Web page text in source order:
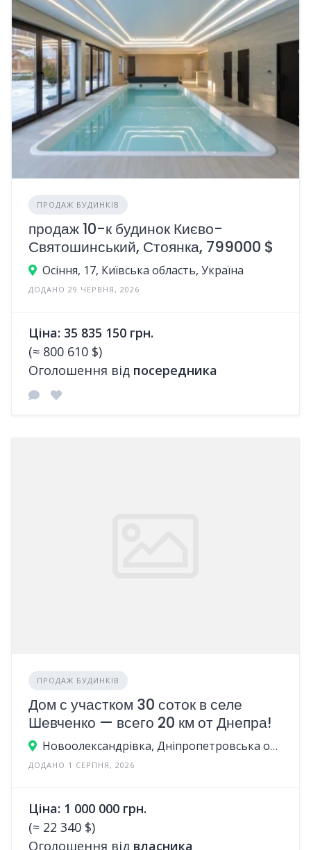
ПРОДАЖ БУДИНКІВ
продаж 10-к будинок Києво-
Святошинський, Стоянка, 799000 $
Осіння, 17, Київська область, Україна
ДОДАНО 29 ЧЕРВНЯ, 2026
Ціна: 35 835 150 грн.
(≈ 800 610 $)
Оголошення від посередника
ПРОДАЖ БУДИНКІВ
Дом с участком 30 соток в селе
Шевченко — всего 20 км от Днепра!
Новоолександрівка, Дніпропетровська область, Україна
ДОДАНО 1 СЕРПНЯ, 2026
Ціна: 1 000 000 грн.
(≈ 22 340 $)
Оголошення від власника